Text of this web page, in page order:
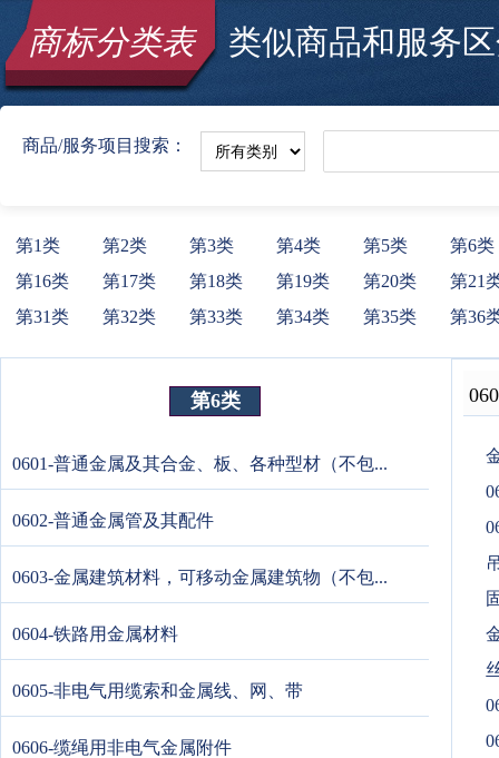
商标分类表类似商品和服务区
商品/服务项目搜索：
第1类 第2类 第3类 第4类 第5类
第6类
第16类
第17类 第18类 第19类 第20类
第21
第31类
第32类 第33类 第34类 第35类 第36
第6类
0601-普通金属及其合金、板、各种型材（不包...
0602-普通金属管及其配件
0603-金属建筑材料，可移动金属建筑物（不包...
0604-铁路用金属材料
0605-非电气用缆索和金属线、网、带
0606-缆绳用非电气金属附件